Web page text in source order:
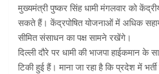
मुख्यमंत्री पुष्कर सिंह धामी मंगलवार को
सकते हैं। केंद्रपोषित योजनाओं में अधिक
सीमित संसाधन का पक्ष सामने रखेंगे।
दिल्ली दौरे पर धामी की भाजपा हाईकमान के
टिकी हुई हैं। माना जा रहा है कि प्रदेश में